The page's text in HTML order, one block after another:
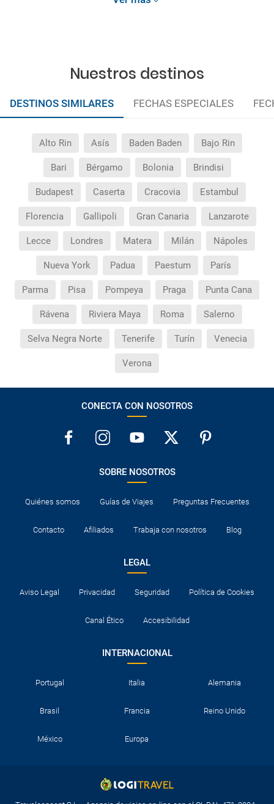
Nuestros destinos
DESTINOS SIMILARES FECHAS ESPECIALES
Alto Rin Asís Baden Baden Bajo Rin
Bari Bérgamo Bolonia Brindisi
Budapest Caserta Cracovia Estambul
Florencia Gallipoli Gran Canaria Lanzarote
Lecce Londres Matera Milán Nápoles
Nueva York Padua Paestum París
Parma Pisa Pompeya Praga Punta Cana
Rávena Riviera Maya Roma Salerno
Selva Negra Norte Tenerife Turín Venecia
Verona
CONECTA CON NOSOTROS
SOBRE NOSOTROS
Quiénes somos Guías de Viajes Preguntas Frecuentes
Contacto Afiliados Trabaja con nosotros Blog
LEGAL
Aviso Legal Privacidad Seguridad Política de Cookies
Canal Ético Accesibilidad
INTERNACIONAL
Portugal Italia Alemania
Brasil Francia Reino Unido
México Europa